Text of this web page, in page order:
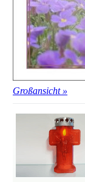
Großansicht »